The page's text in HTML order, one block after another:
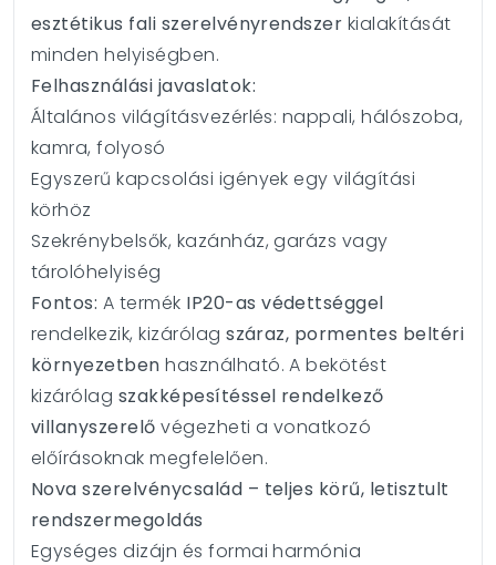
esztétikus fali szerelvényrendszer kialakítását
minden helyiségben.
Felhasználási javaslatok:
Általános világításvezérlés: nappali, hálószoba,
kamra, folyosó
Egyszerű kapcsolási igények egy világítási
körhöz
Szekrénybelsők, kazánház, garázs vagy
tárolóhelyiség
Fontos: A termék IP20-as védettséggel
rendelkezik, kizárólagszáraz, pormentes beltéri
környezetben használható. A bekötést
kizárólag szakképesítéssel rendelkező
villanyszerelő végezheti a vonatkozó
előírásoknak megfelelően.
Nova szerelvénycsalád – teljes körű, letisztult
rendszermegoldás
Egységes dizájn és formai harmónia